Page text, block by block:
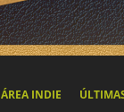
ÁREA INDIE